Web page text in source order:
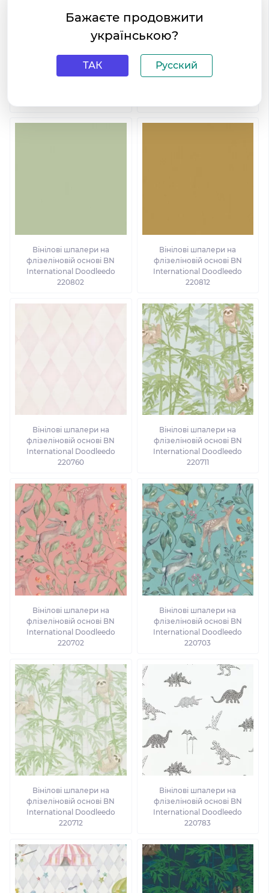
Вінілові шпалери на
Вінілові шпалери на
флізеліновій основі BN
Вінілові шпалери на
флізеліновій основі BN
International Doodleedo
220802
Вінілові шпалери на
флізеліновій основі BN
International Doodleedo
220812
Вінілові шпалери на
флізеліновій основі BN
International Doodleedo
220760
Вінілові шпалери на
флізеліновій основі BN
International Doodleedo
220711
Вінілові шпалери на
флізеліновій основі BN
International Doodleedo
220702
Вінілові шпалери на
флізеліновій основі BN
International Doodleedo
220703
Вінілові шпалери на
флізеліновій основі BN
International Doodleedo
220712
Вінілові шпалери на
флізеліновій основі BN
International Doodleedo
220783
Бажаєте продовжити
українською?
ТАК Русский